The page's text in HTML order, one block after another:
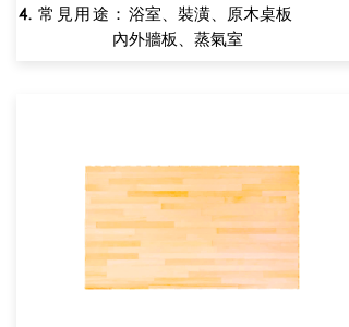
常見用途： 浴室、裝潢、原木桌板
內外牆板、蒸氣室